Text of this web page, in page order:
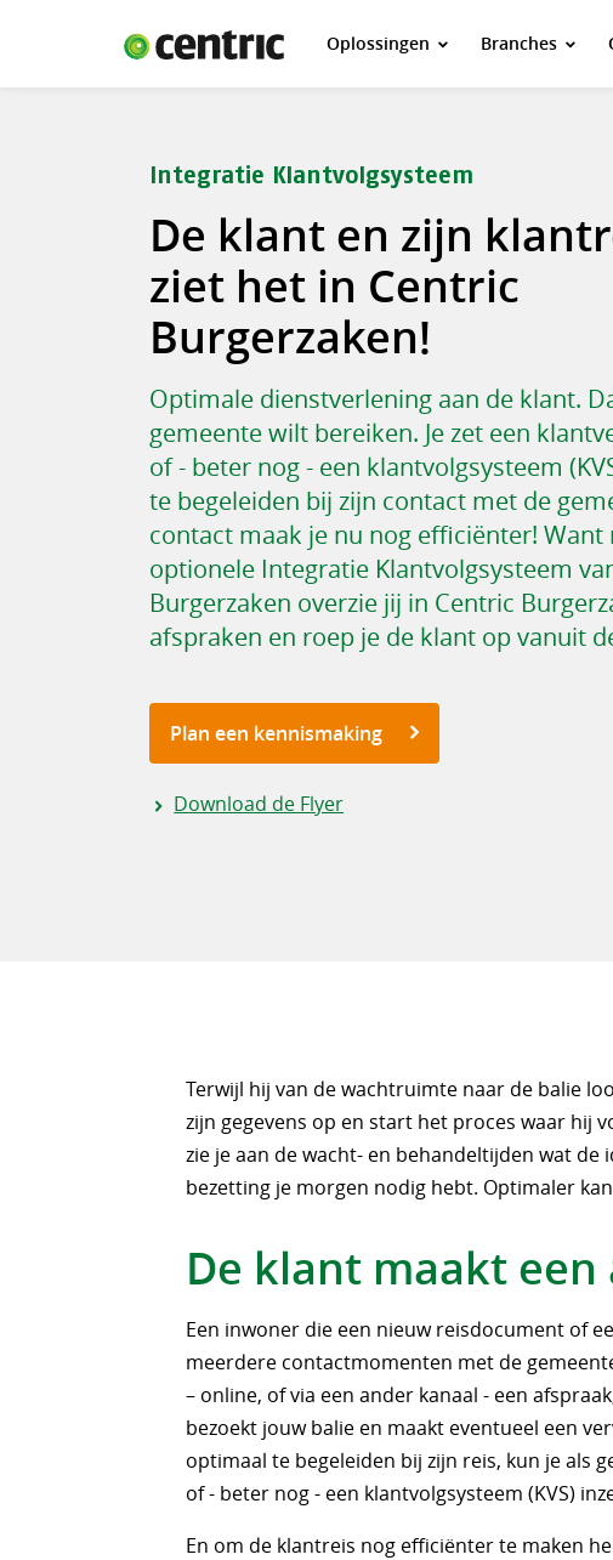
Oplossingen Branches
Oplossingen
Over Centric
Careers
Insights
Integratie Klantvolgsysteem
De klant en zijn
ziet het in Centric
Burgerzaken!
Optimale dienstverlening aan de klant.
gemeente wilt bereiken. Je zet een
of - beter nog - een klantvolgsysteem
te begeleiden bij zijn contact met de
contact maak je nu nog efficiënter! Want
optionele Integratie Klantvolgsysteem
Burgerzaken overzie jij in Centric
afspraken en roep je de klant op vanuit
Plan een kennismaking
Download de Flyer
Terwijl hij van de wachtruimte naar de balie
zijn gegevens op en start het proces waar hij
zie je aan de wacht- en behandeltijden wat de
bezetting je morgen nodig hebt. Optimaler
De klant maakt een
Een inwoner die een nieuw reisdocument of
meerdere contactmomenten met de
– online, of via een ander kanaal - een
bezoekt jouw balie en maakt eventueel een
optimaal te begeleiden bij zijn reis, kun je als
of - beter nog - een klantvolgsysteem (KVS)
En om de klantreis nog efficiënter te maken